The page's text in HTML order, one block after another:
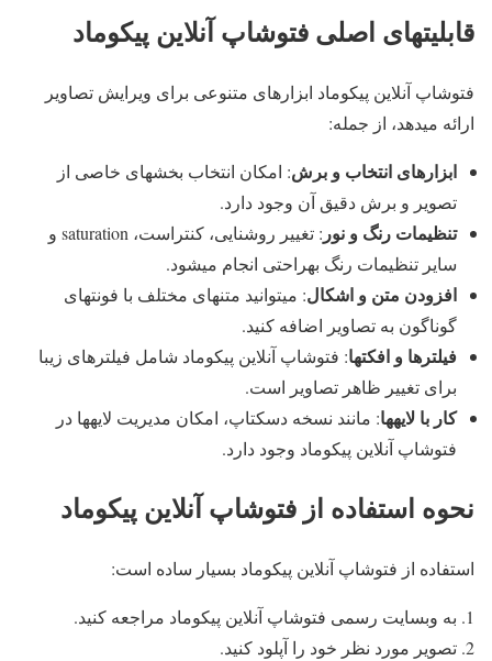
قابلیتهای اصلی فتوشاپ آنلاین پیکوماد
فتوشاپ آنلاین پیکوماد ابزارهای متنوعی برای ویرایش تصاویر
ارائه میدهد، از جمله:
ابزارهای انتخاب و برش: امکان انتخاب بخشهای خاصی از
تصویر و برش دقیق آن وجود دارد.
تنظیمات رنگ و نور
: تغییر روشنایی، کنتراست، saturation و
سایر تنظیمات رنگ بهراحتی انجام میشود.
افزودن متن و اشکال: میتوانید متنهای مختلف با فونتهای
گوناگون به تصاویر اضافه کنید.
فیلترها و افکتها: فتوشاپ آنلاین پیکوماد شامل فیلترهای زیبا
برای تغییر ظاهر تصاویر است.
کار با لایهها: مانند نسخه دسکتاپ، امکان مدیریت لایهها در
فتوشاپ آنلاین پیکوماد وجود دارد.
نحوه استفاده از فتوشاپ آنلاین پیکوماد
استفاده از فتوشاپ آنلاین پیکوماد بسیار ساده است:
به وبسایت رسمی فتوشاپ آنلاین پیکوماد مراجعه کنید.
تصویر مورد نظر خود را آپلود کنید.